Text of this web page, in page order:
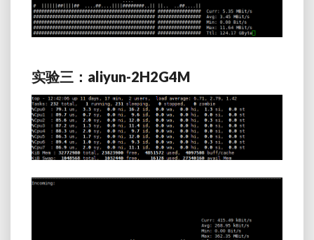
实验三：aliyun-2H2G4M